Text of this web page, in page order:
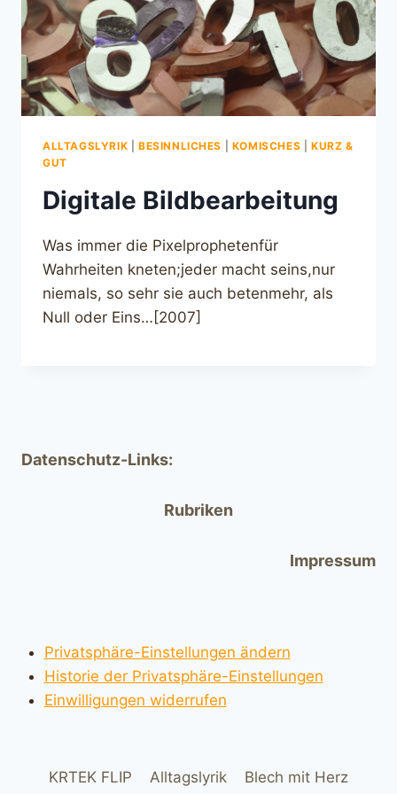
ALLTAGSLYRIK BESINNLICHES KOMISCHES |KURZ &
GUT
Digitale Bildbearbeitung
Was immer die Pixelprophetenfür
Wahrheiten kneten;jeder macht seins,nur
niemals, so sehr sie auch betenmehr, als
Null oder Eins…[2007]
Datenschutz-Links:
Rubriken
Impressum
Privatsphäre-Einstellungen ändern
Historie der Privatsphäre-Einstellungen
Einwilligungen widerrufen
KRTEK FLIP Alltagslyrik Blech mit Herz